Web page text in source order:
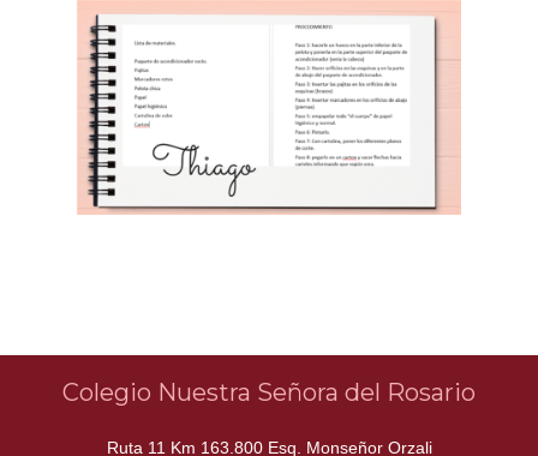
Colegio Nuestra Señora del Rosario
Ruta 11 Km 163.800 Esq. Monseñor Orzali